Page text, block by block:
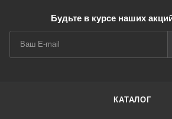
Будьте в курсе наших
КАТАЛОГ